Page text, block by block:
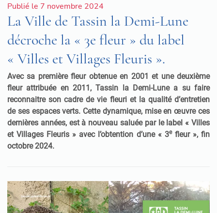
Publié le 7 novembre 2024
La Ville de Tassin la Demi-Lune
décroche la « 3e fleur » du label
« Villes et Villages Fleuris ».
Avec sa première fleur obtenue en 2001 et une deuxième
fleur attribuée en 2011, Tassin la Demi-Lune a su faire
reconnaitre son cadre de vie fleuri et la qualité d’entretien
de ses espaces verts. Cette dynamique, mise en œuvre ces
dernières années, est à nouveau saluée par le label « Villes
et Villages Fleuris » avec l’obtention d’une « 3efleur », fin
octobre 2024.